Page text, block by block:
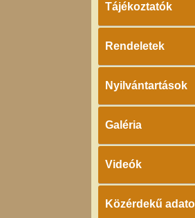
Tájékoztatók
Rendeletek
Nyilvántartások
Galéria
Videók
Közérdekű